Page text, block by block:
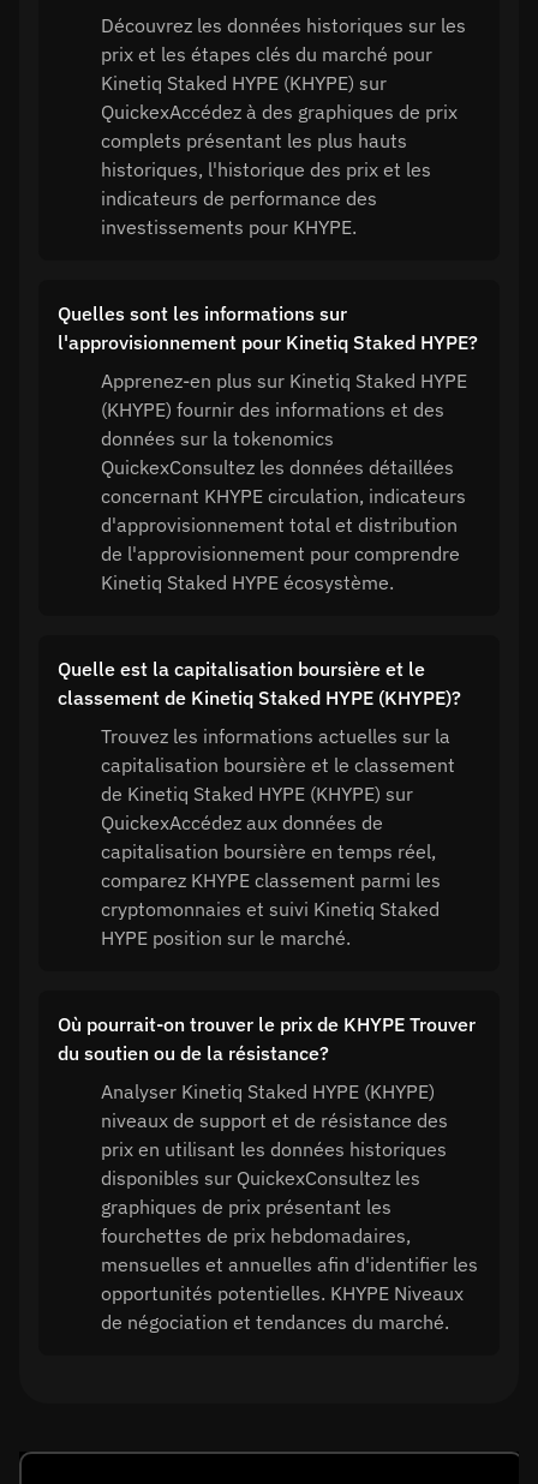
Découvrez les données historiques sur les
prix et les étapes clés du marché pour
Kinetiq Staked HYPE (KHYPE) sur
QuickexAccédez à des graphiques de prix
complets présentant les plus hauts
historiques, l'historique des prix et les
indicateurs de performance des
investissements pour KHYPE.
Quelles sont les informations sur
l'approvisionnement pour Kinetiq Staked HYPE?
Apprenez-en plus sur Kinetiq Staked HYPE
(KHYPE) fournir des informations et des
données sur la tokenomics
QuickexConsultez les données détaillées
concernant KHYPE circulation, indicateurs
d'approvisionnement total et distribution
de l'approvisionnement pour comprendre
Kinetiq Staked HYPE écosystème.
Quelle est la capitalisation boursière et le
classement de Kinetiq Staked HYPE (KHYPE)?
Trouvez les informations actuelles sur la
capitalisation boursière et le classement
de Kinetiq Staked HYPE (KHYPE) sur
QuickexAccédez aux données de
capitalisation boursière en temps réel,
comparez KHYPE classement parmi les
cryptomonnaies et suivi Kinetiq Staked
HYPE position sur le marché.
Où pourrait-on trouver le prix de KHYPE Trouver
du soutien ou de la résistance?
Analyser Kinetiq Staked HYPE (KHYPE)
niveaux de support et de résistance des
prix en utilisant les données historiques
disponibles sur QuickexConsultez les
graphiques de prix présentant les
fourchettes de prix hebdomadaires,
mensuelles et annuelles afin d'identifier les
opportunités potentielles. KHYPE Niveaux
de négociation et tendances du marché.